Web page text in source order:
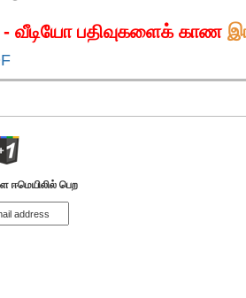
- வீடியோ பதிவுகளைக் காண
ஈமெயிலில் பெற